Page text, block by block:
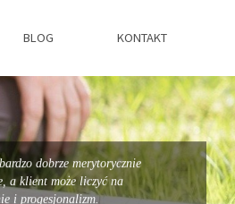
BLOG KONTAKT
dobrze merytorycznie
a klient może liczyć na
i progesjonalizm.